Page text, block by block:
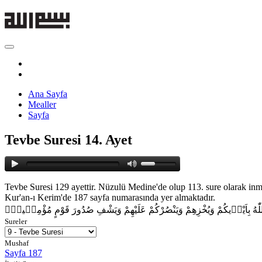
Ana Sayfa
Mealler
Sayfa
Tevbe Suresi 14. Ayet
Tevbe Suresi 129 ayettir. Nüzulü Medine'de olup 113. sure olarak
Kur'an-ı Kerim'de 187 sayfa numarasında yer almaktadır.
اللّٰهُ بِاَيْد۪يكُمْ وَيُخْزِهِمْ وَيَنْصُرْكُمْ عَلَيْهِمْ وَيَشْفِ صُدُورَ قَوْمٍ مُؤْمِن۪ينَۙ
Sureler
Mushaf
Sayfa 187